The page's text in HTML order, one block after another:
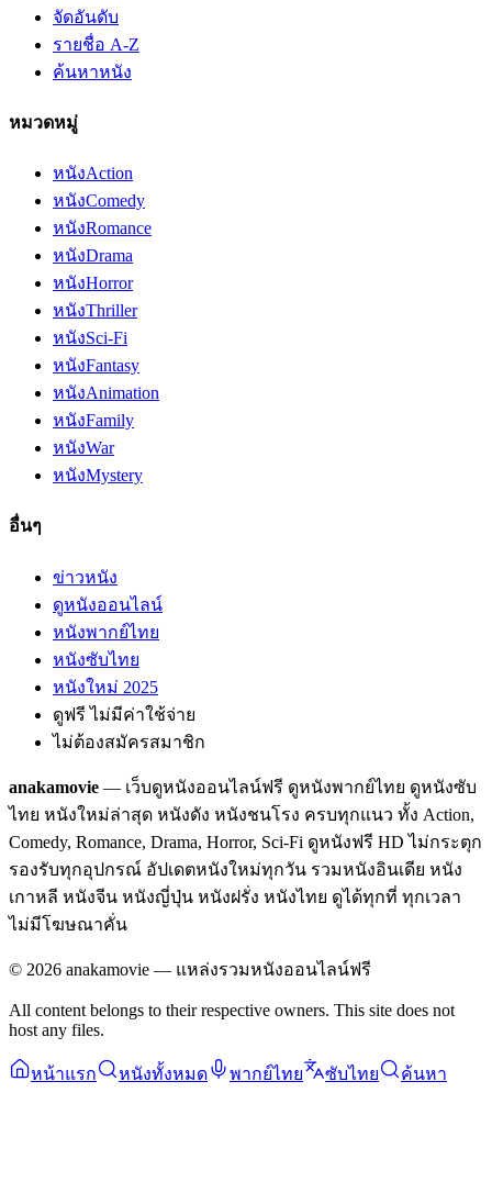
จัดอันดับ
รายชื่อ A-Z
ค้นหาหนัง
หมวดหมู่
หนังAction
หนังComedy
หนังRomance
หนังDrama
หนังHorror
หนังThriller
หนังSci-Fi
หนังFantasy
หนังAnimation
หนังFamily
หนังWar
หนังMystery
อื่นๆ
ข่าวหนัง
ดูหนังออนไลน์
หนังพากย์ไทย
หนังซับไทย
หนังใหม่ 2025
ดูฟรี ไม่มีค่าใช้จ่าย
ไม่ต้องสมัครสมาชิก
anakamovie — เว็บดูหนังออนไลน์ฟรี ดูหนังพากย์ไทย ดูหนังซับ
ไทย หนังใหม่ล่าสุด หนังดัง หนังชนโรง ครบทุกแนว ทั้ง Action,
Comedy, Romance, Drama, Horror, Sci-Fi ดูหนังฟรี HD ไม่กระตุก
รองรับทุกอุปกรณ์ อัปเดตหนังใหม่ทุกวัน รวมหนังอินเดีย หนัง
เกาหลี หนังจีน หนังญี่ปุ่น หนังฝรั่ง หนังไทย ดูได้ทุกที่ ทุกเวลา
ไม่มีโฆษณาคั่น
© 2026 anakamovie — แหล่งรวมหนังออนไลน์ฟรี
All content belongs to their respective owners. This site does not
host any files.
หน้าแรก หนังทั้งหมด พากย์ไทย ซับไทย ค้นหา